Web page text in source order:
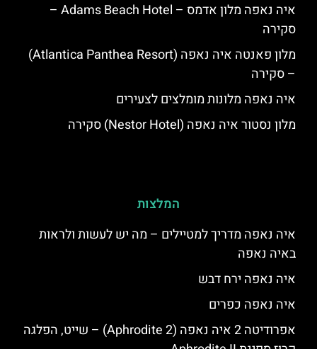
איה נאפה מלון אדמס – Adams Beach Hotel –
סקירה
מלון פאנטה איה נאפה (Atlantica Panthea Resort)
– סקירה
איה נאפה מלונות מומלצים לצעירים
מלון נסטור איה נאפה (Nestor Hotel) סקירה
המלצות
איה נאפה מדריך למטיילים – מה יש לעשות ולראות
באיה נאפה
איה נאפה ירח דבש
איה נאפה כפרים
אפרודיטה 2 איה נאפה (Aphrodite 2) – שייט, הפלגה